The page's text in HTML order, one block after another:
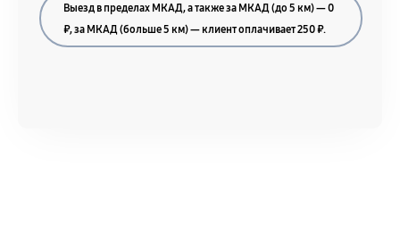
Акт выполненных работ с датой, перечнем
услуг и сроком гарантии.
Выезд в пределах МКАД, а также за МКАД (до 5 км) — 0
₽, за МКАД (больше 5 км) — клиент оплачивает 250 ₽.